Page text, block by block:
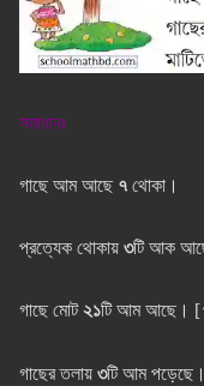
সমাধানঃ
গাছে আম আছে ৭থোকা।
প্রত্যেক থোকায় ৩টি আক
গাছে মোট২১টি আম আছে। [
গাছের তলায় ৩টি আম পড়েছে।